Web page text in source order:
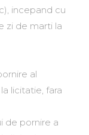
incepand cu
zi de marti la
al
licitatie, fara
de pornire a